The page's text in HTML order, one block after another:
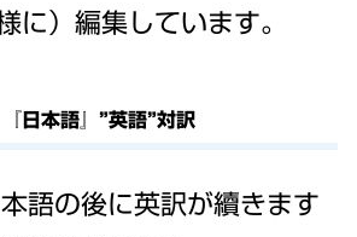
に）編集しています。
日本語』”英語”対訳
語の後に英訳が續きます